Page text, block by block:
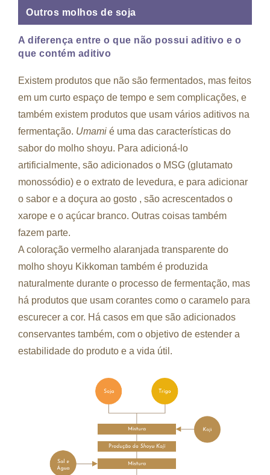
Outros molhos de soja
A diferença entre o que não possui aditivo e o
que contém aditivo
Existem produtos que não são fermentados, mas feitos
em um curto espaço de tempo e sem complicações, e
também existem produtos que usam vários aditivos na
fermentação. Umami é uma das características do
sabor do molho shoyu. Para adicioná-lo
artificialmente, são adicionados o MSG (glutamato
monossódio) e o extrato de levedura, e para adicionar
o sabor e a doçura ao gosto , são acrescentados o
xarope e o açúcar branco. Outras coisas também
fazem parte.
A coloração vermelho alaranjada transparente do
molho shoyu Kikkoman também é produzida
naturalmente durante o processo de fermentação, mas
há produtos que usam corantes como o caramelo para
escurecer a cor. Há casos em que são adicionados
conservantes também, com o objetivo de estender a
estabilidade do produto e a vida útil.